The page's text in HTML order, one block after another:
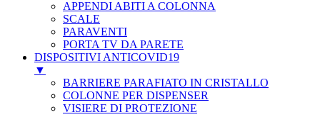
APPENDI ABITI A COLONNA
SCALE
PARAVENTI
PORTA TV DA PARETE
DISPOSITIVI ANTICOVID19
▼
BARRIERE PARAFIATO IN CRISTALLO
COLONNE PER DISPENSER
VISIERE DI PROTEZIONE